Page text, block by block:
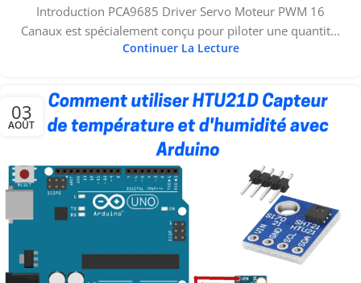
Introduction PCA9685 Driver Servo Moteur PWM 16
Canaux est spécialement conçu pour piloter une quantit...
Continuer La Lecture
03
AOÛT